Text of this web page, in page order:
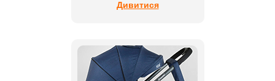
Дивитися